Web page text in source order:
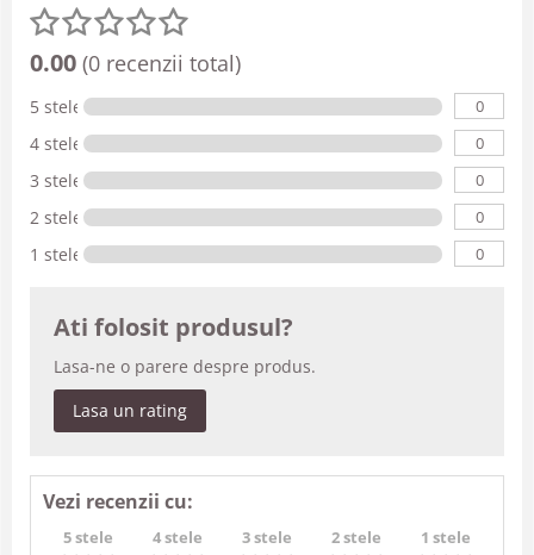
0.00 (0 recenzii total)
5 stele 0
4 stele 0
3 stele 0
2 stele 0
1 stele 0
Ati folosit produsul?
Lasa-ne o parere despre produs.
Lasa un rating
Vezi recenzii cu:
5 stele 4 stele 3 stele 2 stele 1 stele